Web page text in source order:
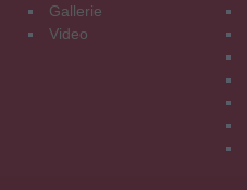
Gallerie
Video